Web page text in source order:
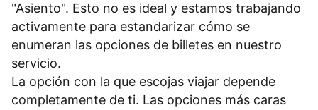
"Asiento". Esto no es ideal y estamos trabajando
activamente para estandarizar cómo se
enumeran las opciones de billetes en nuestro
servicio.
La opción con la que escojas viajar depende
completamente de ti. Las opciones más caras